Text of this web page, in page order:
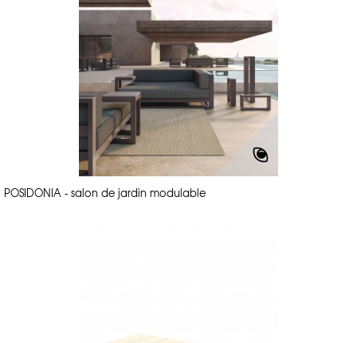
POSIDONIA - salon de jardin modulable